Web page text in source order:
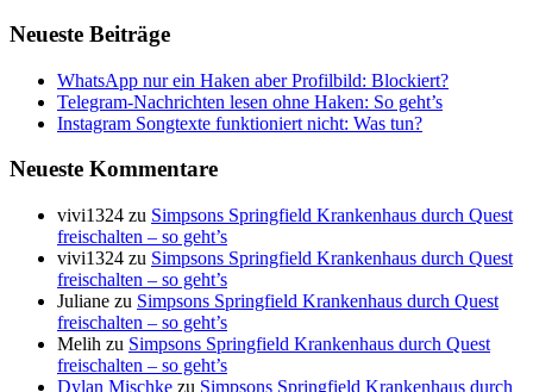
Neueste Beiträge
WhatsApp nur ein Haken aber Profilbild: Blockiert?
Telegram-Nachrichten lesen ohne Haken: So geht’s
Instagram Songtexte funktioniert nicht: Was tun?
Neueste Kommentare
vivi1324 zu Simpsons Springfield Krankenhaus durch Quest
freischalten – so geht’s
vivi1324 zu Simpsons Springfield Krankenhaus durch Quest
freischalten – so geht’s
Juliane zu Simpsons Springfield Krankenhaus durch Quest
freischalten – so geht’s
Melih zu Simpsons Springfield Krankenhaus durch Quest
freischalten – so geht’s
Dylan Mischke zu Simpsons Springfield Krankenhaus durch